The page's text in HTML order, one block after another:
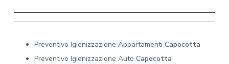
Preventivo Igienizzazione Appartamenti Capocotta
Preventivo Igienizzazione Auto Capocotta